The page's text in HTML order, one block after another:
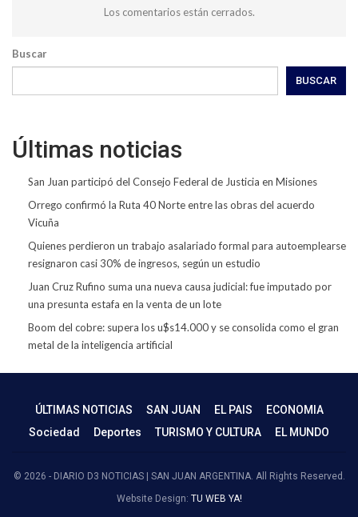
Los comentarios están cerrados.
Buscar
BUSCAR
Últimas noticias
San Juan participó del Consejo Federal de Justicia en Misiones
Orrego confirmó la Ruta 40 Norte entre las obras del acuerdo
Vicuña
Quienes perdieron un trabajo asalariado formal para autoemplearse
resignaron casi 30% de ingresos, según un estudio
Juan Cruz Rufino suma una nueva causa judicial: fue imputado por
una presunta estafa en la venta de un lote
Boom del cobre: supera los u$s14.000 y se consolida como el gran
metal de la inteligencia artificial
ÚLTIMAS NOTICIAS SAN JUAN EL PAIS
ECONOMIA
Sociedad
Deportes TURISMO Y CULTURA EL MUNDO
© 2026 - DIARIO D3 NOTICIAS | SAN JUAN ARGENTINA. All Rights Reserved.
Website Design: TU WEB YA!